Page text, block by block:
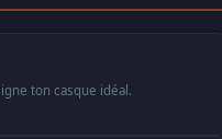
ton casque idéal.